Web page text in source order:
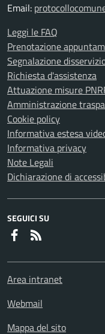
Email:
Leggi le FAQ
Prenotazione
Segnalazione
Richiesta d'assistenza
Attuazione misure
Amministrazione
Cookie policy
Informativa estesa
Informativa privacy
Note Legali
Dichiarazione di
SEGUICI SU
Faceboook
Area intranet
Webmail
Mappa del sito